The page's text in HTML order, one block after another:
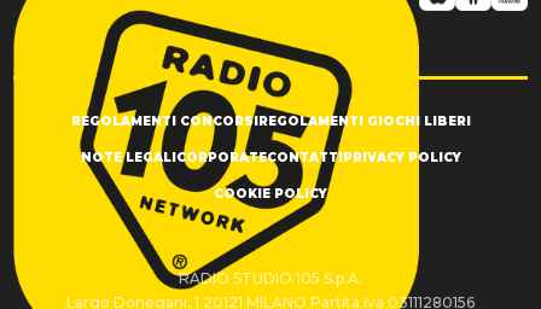
REGOLAMENTI CONCORSI REGOLAMENTI GIOCHI LIBERI
NOTE LEGALI CORPORATECONTATTI PRIVACY POLICY
COOKIE POLICY
RADIO STUDIO 105 S.p.A.
Largo Donegani, 1 20121 MILANO Partita Iva 03111280156